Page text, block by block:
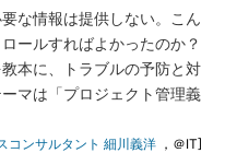
な情報は提供しない。こん
ールすればよかったのか？
本に、トラブルの予防と対
マは「プロジェクト管理義
コンサルタント 細川義洋 ，＠IT]